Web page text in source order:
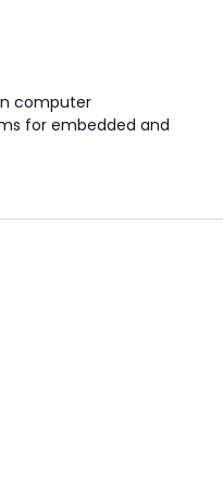
computer
for embedded and